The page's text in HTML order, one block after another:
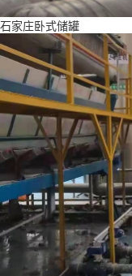
石家庄卧式储罐